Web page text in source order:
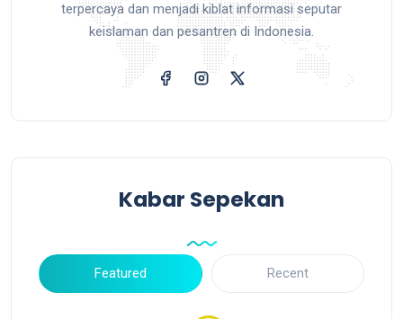
terpercaya dan menjadi kiblat informasi seputar
keislaman dan pesantren di Indonesia.
Kabar Sepekan
Featured Recent